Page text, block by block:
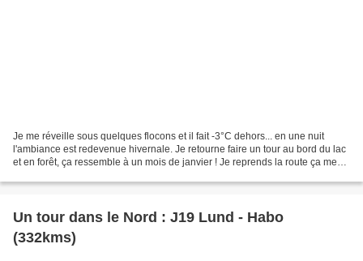
Je me réveille sous quelques flocons et il fait -3°C dehors... en une nuit
l'ambiance est redevenue hivernale. Je retourne faire un tour au bord du lac
et en forêt, ça ressemble à un mois de janvier ! Je reprends la route ça me
Un tour dans le Nord : J19 Lund - Habo
(332kms)